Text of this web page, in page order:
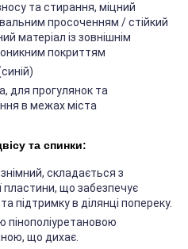
та стирання, міцний
просоченням / стійкий
матеріал із зовнішнім
покриттям
для прогулянок та
в межах міста
та спинки:
складається з
пластини, що забезпечує
підтримку в ділянці попереку.
пінополіуретановою
що дихає.